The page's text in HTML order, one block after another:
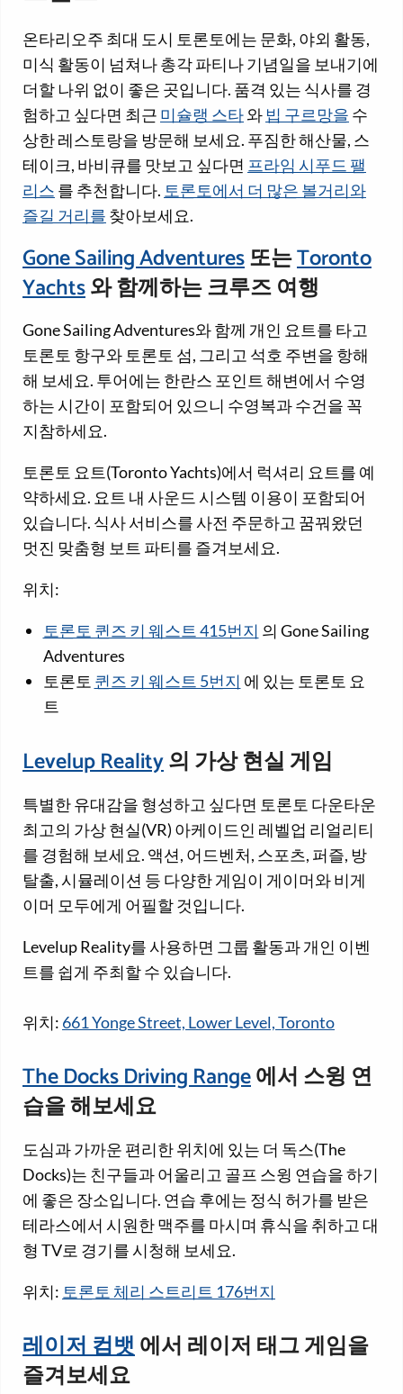
온타리오주 최대 도시 토론토에는 문화, 야외 활동,
미식 활동이 넘쳐나 총각 파티나 기념일을 보내기에
더할 나위 없이 좋은 곳입니다. 품격 있는 식사를 경
험하고 싶다면 최근 미슐랭 스타와 빕 구르망을 수
상한 레스토랑을 방문해 보세요. 푸짐한 해산물, 스
테이크, 바비큐를 맛보고 싶다면 프라임 시푸드 팰
리스 를 추천합니다. 토론토에서 더 많은 볼거리와
즐길 거리를 찾아보세요.
Gone Sailing Adventures또는Toronto
Yachts와 함께하는 크루즈 여행
Gone Sailing Adventures와 함께 개인 요트를 타고
토론토 항구와 토론토 섬, 그리고 석호 주변을 항해
해 보세요. 투어에는 한란스 포인트 해변에서 수영
하는 시간이 포함되어 있으니 수영복과 수건을 꼭
지참하세요.
토론토 요트(Toronto Yachts)에서 럭셔리 요트를 예
약하세요. 요트 내 사운드 시스템 이용이 포함되어
있습니다. 식사 서비스를 사전 주문하고 꿈꿔왔던
멋진 맞춤형 보트 파티를 즐겨보세요.
위치:
토론토 퀸즈 키 웨스트 415번지 의 Gone Sailing
Adventures
토론토 퀸즈 키 웨스트 5번지 에 있는 토론토 요
트
Levelup Reality의 가상 현실 게임
특별한 유대감을 형성하고 싶다면 토론토 다운타운
최고의 가상 현실(VR) 아케이드인 레벨업 리얼리티
를 경험해 보세요. 액션, 어드벤처, 스포츠, 퍼즐, 방
탈출, 시뮬레이션 등 다양한 게임이 게이머와 비게
이머 모두에게 어필할 것입니다.
Levelup Reality를 사용하면 그룹 활동과 개인 이벤
트를 쉽게 주최할 수 있습니다.
위치: 661 Yonge Street, Lower Level, Toronto
The Docks Driving Range에서 스윙 연
습을 해보세요
도심과 가까운 편리한 위치에 있는 더 독스(The
Docks)는 친구들과 어울리고 골프 스윙 연습을 하기
에 좋은 장소입니다. 연습 후에는 정식 허가를 받은
테라스에서 시원한 맥주를 마시며 휴식을 취하고 대
형 TV로 경기를 시청해 보세요.
위치: 토론토 체리 스트리트 176번지
레이저 컴뱃에서 레이저 태그 게임을
즐겨보세요